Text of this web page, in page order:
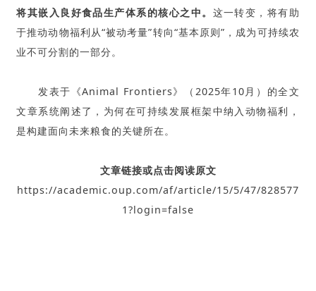
将其嵌入良好食品生产体系的核心之中。 这一转变，将有助
于推动动物福利从“被动考量”转向“基本原则”，成为可持续农
业不可分割的一部分。
发表于《Animal Frontiers》（2025年10月）的全文
文章系统阐述了，为何在可持续发展框架中纳入动物福利，
是构建面向未来粮食的关键所在。
文章链接或点击阅读原文
https://academic.oup.com/af/article/15/5/47/828577
1?login=false